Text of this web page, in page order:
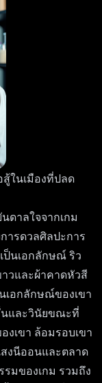
สู้ในเมืองที่ปลด
ดาลใจจากเกม
ารดวลศิลปะการ
ป็นเอกลักษณ์ ริว
วและผ้าคาดหัวสี
เอกลักษณ์ของเขา
นและวินัยขณะที่
งเขา ล้อมรอบเขา
งนีออนและตลาด
มของเกม รวมถึง